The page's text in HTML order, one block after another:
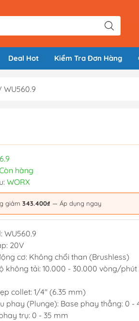
Deal Hot Kiểm Tra Đơn Hàng
hàng
WORX
giảm 343.400₫ — Áp dụng ngay
WU560.9
20V
cơ: Không chổi than (Brushless)
không tải: 10.000 - 30.000 vòng/
collet: 1/4" (6.35 mm)
phay (Plunge): Base phay thẳng: 0 -
trụ: 0 - 35 mm